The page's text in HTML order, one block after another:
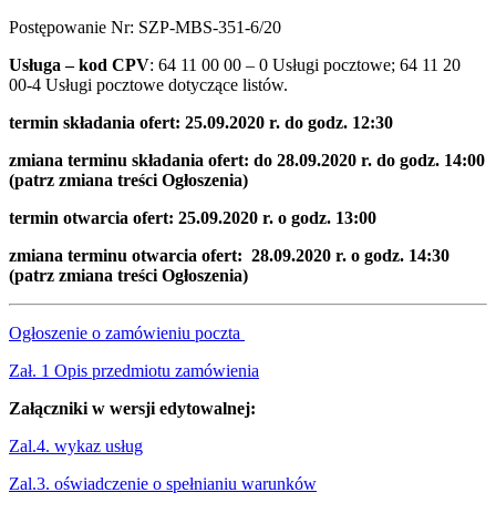
Postępowanie Nr: SZP-MBS-351-6/20
Usługa – kod CPV: 64 11 00 00 – 0 Usługi pocztowe; 64 11 20
00-4 Usługi pocztowe dotyczące listów.
termin składania ofert: 25.09.2020 r. do godz. 12:30
zmiana terminu składania ofert: do 28.09.2020 r. do godz. 14:00
(patrz zmiana treści Ogłoszenia)
termin otwarcia ofert: 25.09.2020 r. o godz. 13:00
zmiana terminu otwarcia ofert: 28.09.2020 r. o godz. 14:30
(patrz zmiana treści Ogłoszenia)
Ogłoszenie o zamówieniu poczta
Zał. 1 Opis przedmiotu zamówienia
Załączniki w wersji edytowalnej:
Zal.4. wykaz usług
Zal.3. oświadczenie o spełnianiu warunków